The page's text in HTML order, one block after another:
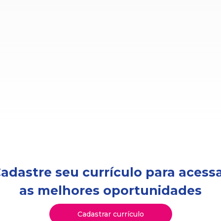
seu currículo para
as melhores oportunidades
Cadastrar currículo